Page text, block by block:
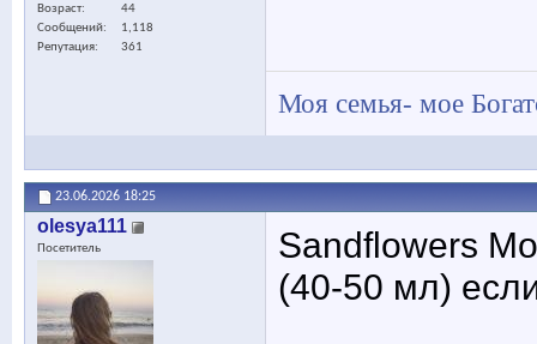
Возраст
44
Сообщений
1,118
Репутация
361
Моя семья- мое
23.06.2026 18:25
olesya111
Посетитель
Sandflowers
(40-50 мл)